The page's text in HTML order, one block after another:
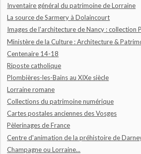
Inventaire général du patrimoine de Lorraine
La source de Sarmery à Dolaincourt
Images de l'architecture de Nancy : collection
Ministère de la Culture : Architecture &
Centenaire 14-18
Riposte catholique
Plombières-les-Bains au XIXe siècle
Lorraine romane
Collections du patrimoine numérique
Cartes postales anciennes des Vosges
Pèlerinages de France
Centre d'animation de la préhistoire de
Champagne ou Lorraine...